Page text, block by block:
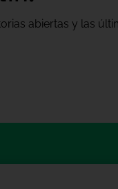
abiertas y las